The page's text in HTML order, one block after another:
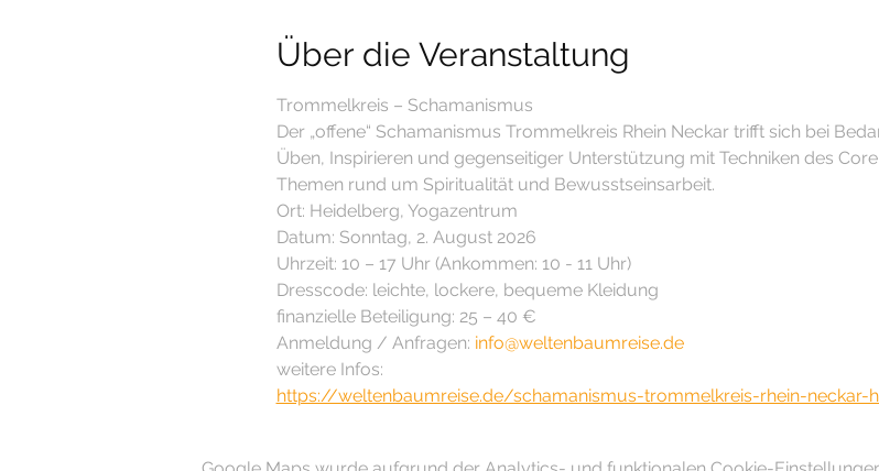
Über die Veranstaltung
Trommelkreis – Schamanismus
Der „offene“ Schamanismus Trommelkreis Rhein Neckar trifft sich bei
Üben, Inspirieren und gegenseitiger Unterstützung mit Techniken des
Themen rund um Spiritualität und Bewusstseinsarbeit.
Ort: Heidelberg, Yogazentrum
Datum: Sonntag, 2. August 2026
Uhrzeit: 10 – 17 Uhr (Ankommen: 10 - 11 Uhr)
Dresscode: leichte, lockere, bequeme Kleidung
finanzielle Beteiligung: 25 – 40 €
Anmeldung / Anfragen: info@weltenbaumreise.de
weitere Infos:
https://weltenbaumreise.de/schamanismus-trommelkreis-rhein-neckar-